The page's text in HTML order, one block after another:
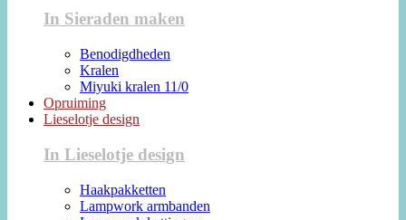
In Sieraden maken
Benodigdheden
Kralen
Miyuki kralen 11/0
Opruiming
Lieselotje design
In Lieselotje design
Haakpakketten
Lampwork armbanden